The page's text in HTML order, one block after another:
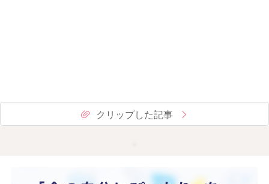
クリップした記事